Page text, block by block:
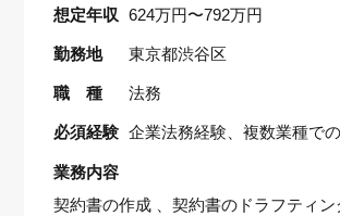
想定年収 624万円〜792万円
勤務地 東京都渋谷区
職 種 法務
必須経験 企業法務経験、複数業種で
業務内容
契約書の作成 、契約書のドラフティン